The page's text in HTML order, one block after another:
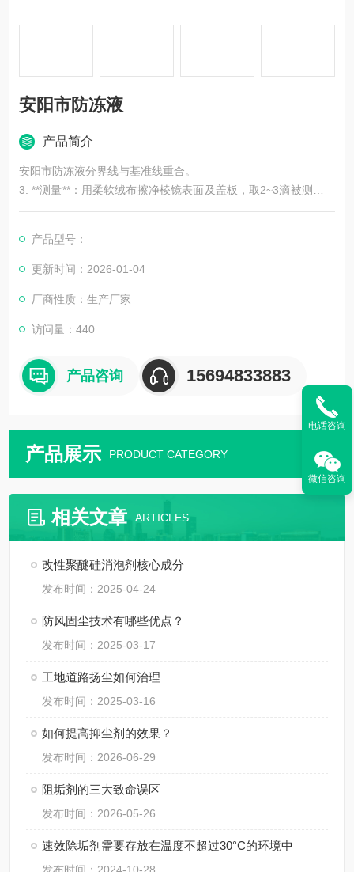
安阳市防冻液
产品简介
安阳市防冻液分界线与基准线重合。
3. **测量**：用柔软绒布擦净棱镜表面及盖板，取2~3滴被测防冻
液滴于折光棱镜上，盖上盖板轻轻按压平，避免气泡产生。然后
测量值，具体需根据仪器说明）。
对于沸点，有一种简易但不太准确的方法是：将被测防冻液倒入
产品型号：
更新时间：2026-01-04
厂商性质：生产厂家
访问量：440
产品咨询 15694833883
产品展示 PRODUCT CATEGORY
相关文章 ARTICLES
改性聚醚硅消泡剂核心成分
发布时间：2025-04-24
防风固尘技术有哪些优点？
发布时间：2025-03-17
工地道路扬尘如何治理
发布时间：2025-03-16
如何提高抑尘剂的效果？
发布时间：2026-06-29
阻垢剂的三大致命误区
发布时间：2026-05-26
速效除垢剂需要存放在温度不超过30°C的环境中
电话咨询
微信咨询